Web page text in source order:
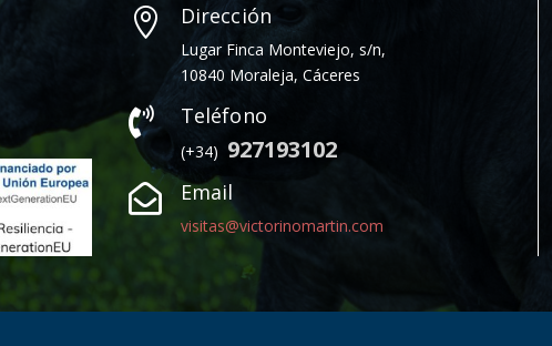
 Dirección
Lugar Finca Monteviejo, s/n,
10840 Moraleja, Cáceres
 Teléfono
(+34) 927193102
 Email
visitas@victorinomartin.com